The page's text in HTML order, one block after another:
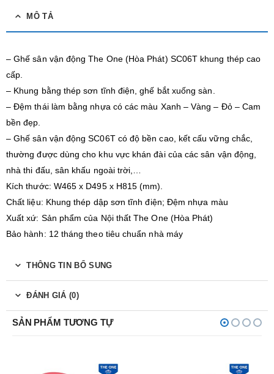
MÔ TẢ
– Ghế sân vận động The One (Hòa Phát) SC06T khung thép cao
cấp.
– Khung bằng thép sơn tĩnh điện, ghế bắt xuống sàn.
– Đệm thái làm bằng nhựa có các màu Xanh – Vàng – Đỏ – Cam
bền đẹp.
– Ghế sân vận động SC06T có độ bền cao, kết cấu vững chắc,
thường được dùng cho khu vực khán đài của các sân vận động,
nhà thi đấu, sân khấu ngoài trời,…
Kích thước: W465 x D495 x H815 (mm).
Chất liệu: Khung thép dập sơn tĩnh điện; Đệm nhựa màu
Xuất xứ: Sản phẩm của Nội thất The One (Hòa Phát)
Bảo hành: 12 tháng theo tiêu chuẩn nhà máy
THÔNG TIN BỔ SUNG
ĐÁNH GIÁ (0)
SẢN PHẨM TƯƠNG TỰ